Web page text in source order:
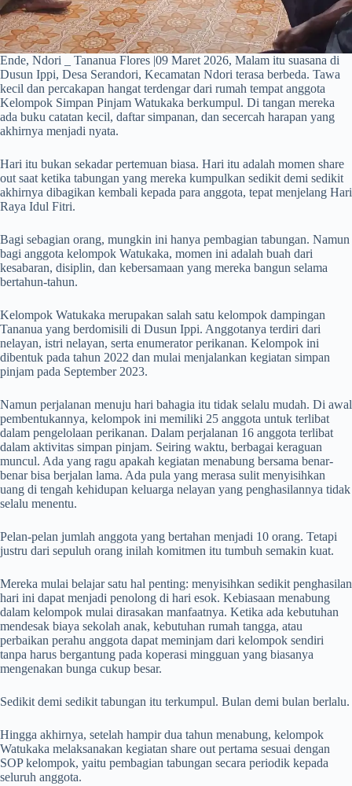
Ende, Ndori _ Tananua Flores |09 Maret 2026, Malam itu suasana di
Dusun Ippi, Desa Serandori, Kecamatan Ndori terasa berbeda. Tawa
kecil dan percakapan hangat terdengar dari rumah tempat anggota
Kelompok Simpan Pinjam Watukaka berkumpul. Di tangan mereka
ada buku catatan kecil, daftar simpanan, dan secercah harapan yang
akhirnya menjadi nyata.
Hari itu bukan sekadar pertemuan biasa. Hari itu adalah momen share
out saat ketika tabungan yang mereka kumpulkan sedikit demi sedikit
akhirnya dibagikan kembali kepada para anggota, tepat menjelang Hari
Raya Idul Fitri.
Bagi sebagian orang, mungkin ini hanya pembagian tabungan. Namun
bagi anggota kelompok Watukaka, momen ini adalah buah dari
kesabaran, disiplin, dan kebersamaan yang mereka bangun selama
bertahun-tahun.
Kelompok Watukaka merupakan salah satu kelompok dampingan
Tananua yang berdomisili di Dusun Ippi. Anggotanya terdiri dari
nelayan, istri nelayan, serta enumerator perikanan. Kelompok ini
dibentuk pada tahun 2022 dan mulai menjalankan kegiatan simpan
pinjam pada September 2023.
Namun perjalanan menuju hari bahagia itu tidak selalu mudah. Di awal
pembentukannya, kelompok ini memiliki 25 anggota untuk terlibat
dalam pengelolaan perikanan. Dalam perjalanan 16 anggota terlibat
dalam aktivitas simpan pinjam. Seiring waktu, berbagai keraguan
muncul. Ada yang ragu apakah kegiatan menabung bersama benar-
benar bisa berjalan lama. Ada pula yang merasa sulit menyisihkan
uang di tengah kehidupan keluarga nelayan yang penghasilannya tidak
selalu menentu.
Pelan-pelan jumlah anggota yang bertahan menjadi 10 orang. Tetapi
justru dari sepuluh orang inilah komitmen itu tumbuh semakin kuat.
Mereka mulai belajar satu hal penting: menyisihkan sedikit penghasilan
hari ini dapat menjadi penolong di hari esok. Kebiasaan menabung
dalam kelompok mulai dirasakan manfaatnya. Ketika ada kebutuhan
mendesak biaya sekolah anak, kebutuhan rumah tangga, atau
perbaikan perahu anggota dapat meminjam dari kelompok sendiri
tanpa harus bergantung pada koperasi mingguan yang biasanya
mengenakan bunga cukup besar.
Sedikit demi sedikit tabungan itu terkumpul. Bulan demi bulan berlalu.
Hingga akhirnya, setelah hampir dua tahun menabung, kelompok
Watukaka melaksanakan kegiatan share out pertama sesuai dengan
SOP kelompok, yaitu pembagian tabungan secara periodik kepada
seluruh anggota.